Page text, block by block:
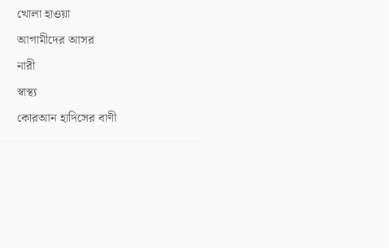
খোলা হাওয়া
আগামীদের আসর
নারী
স্বাস্থ্য
কোরআন হাদিসের বাণী